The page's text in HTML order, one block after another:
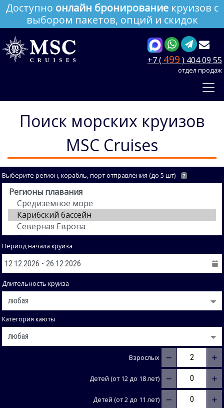
Доступно онлайн бронирование круизов с
выбором пакетов, опций и скидок
+7 ( 499 ) 404 09 55
отдел продаж
Поиск морских круизов
MSC Cruises
Выберите регион, корабль, порт отправления (до 5 шт) ?
Период начала круиза
Длительность круиза
Категория каюты
Взрослых − +
Детей (от 12 до 18 лет) − +
Детей (от 2 до 11 лет) − +